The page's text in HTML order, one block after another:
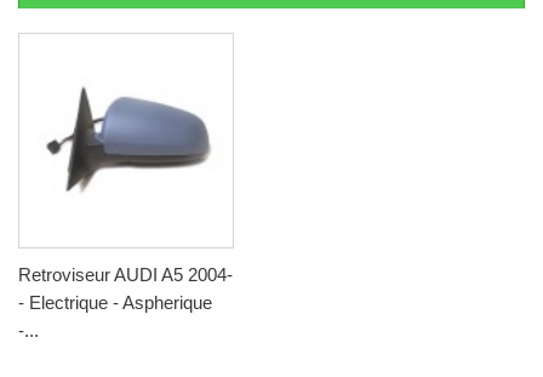
Retroviseur AUDI A5 2004-
- Electrique - Aspherique
-...